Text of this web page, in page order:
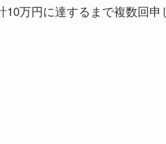
万円に達するまで複数回